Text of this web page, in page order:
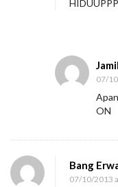
k
G
u
a
07/
ON
Bang
07/10/2013